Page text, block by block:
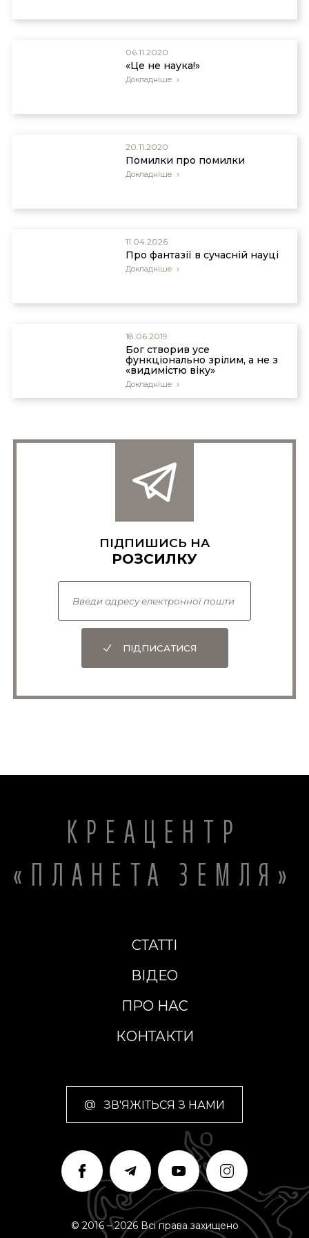
Пос. 7, p. 269.
06.11.2020
«Це не наука!»
Докладніше
20.11.2020
Помилки про помилки
Докладніше
11.04.2026
Про фантазії в сучасній науці
Докладніше
18.06.2019
Бог створив усе
функціонально зрілим, а не з
«видимістю віку»
Докладніше
ПІДПИШИСЬ НА
РОЗСИЛКУ
ПІДПИСАТИСЯ
КРЕАЦЕНТР
«ПЛАНЕТА ЗЕМЛЯ»
СТАТТІ
ВІДЕО
ПРО НАС
КОНТАКТИ
@ ЗВ'ЯЖІТЬСЯ З НАМИ
© 2016 – 2026 Всі права захищено